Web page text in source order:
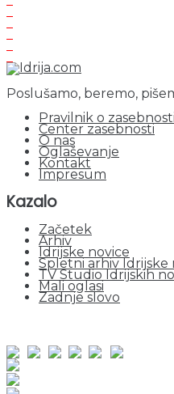
Poslušamo, beremo,
Pravilnik o zasebnosti
Center zasebnosti
O nas
Oglaševanje
Kontakt
Impresum
Kazalo
Začetek
Arhiv
Idrijske novice
Spletni arhiv Idrijske
TV Studio Idrijskih
Mali oglasi
Zadnje slovo